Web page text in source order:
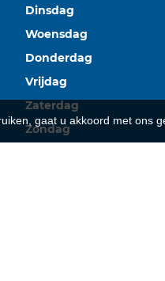
Dinsdag
Woensdag
Donderdag
Vrijdag
Zaterdag
Zondag
gaat u akkoord met ons